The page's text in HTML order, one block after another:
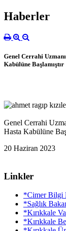
Haberler
Genel Cerrahi
Kabülüne Başlamıştır
Genel Cerrahi
Hasta Kabülüne
20 Haziran 2023
Linkler
*Cimer Bilgi
*Sağlık
*Kırıkkale
*Kırıkkale